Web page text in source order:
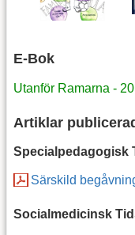
E-Bok
Utanför Ramarna -
Artiklar
Specialpedagogisk
Särskild
Socialmedicinsk